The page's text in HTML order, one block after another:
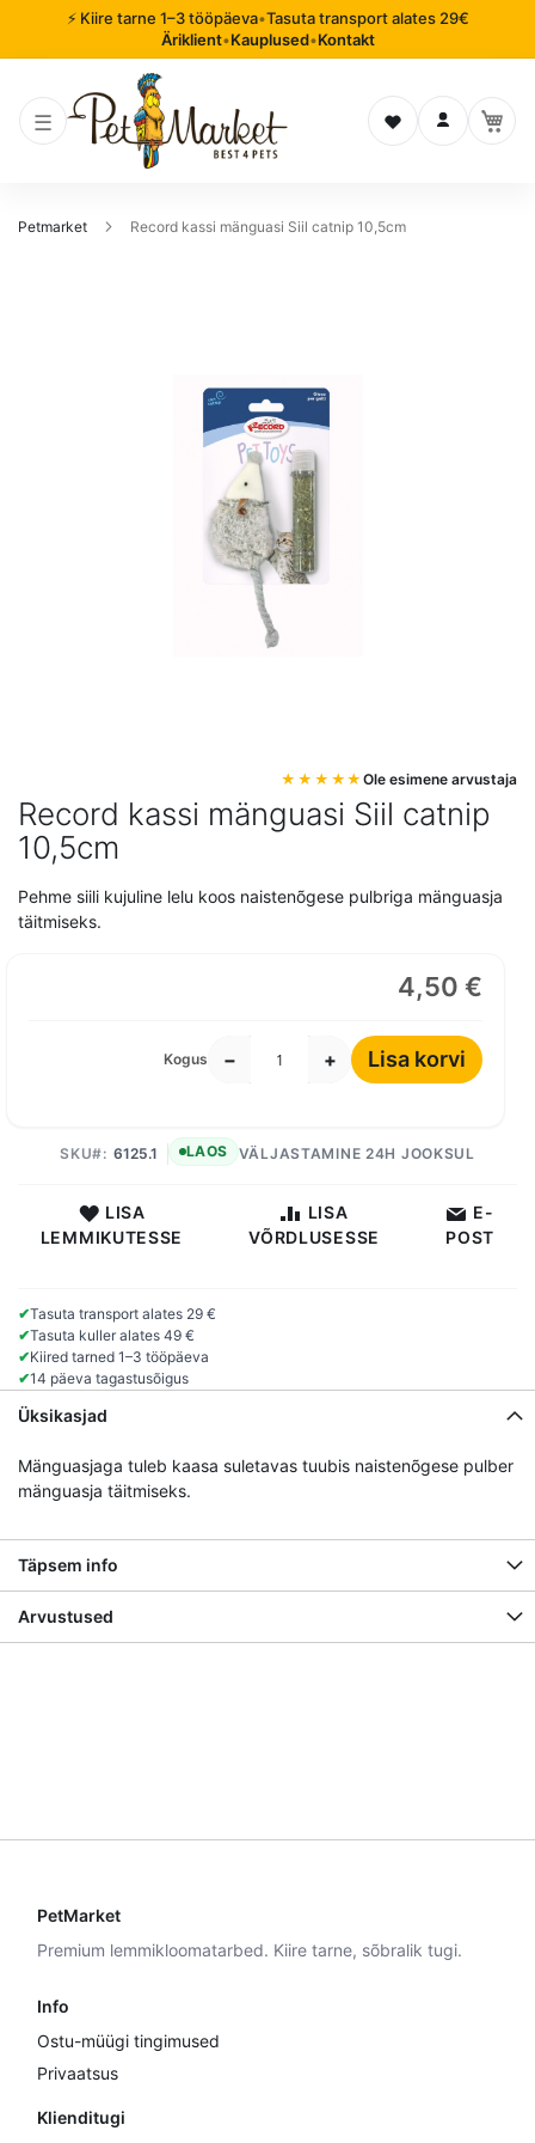
⚡ Kiire tarne 1–3 tööpäeva•Tasuta transport alates 29€
Äriklient•Kauplused•Kontakt
Soovinimekiri
Logi sisse
Petmarket Record kassi mänguasi Siil catnip 10,5cm
Record kassi mänguasi Siil catnip
10,5cm
Ole esimene arvustaja
Pehme siili kujuline lelu koos naistenõgese pulbriga mänguasja
täitmiseks.
4,50 €
Kogus − + Lisa korvi
VÄLJASTAMINE 24H JOOKSUL
SKU 6125.1 LAOS
LISA
LEMMIKUTESSE
LISA
VÕRDLUSESSE
E-
POST
✔Tasuta transport alates 29 €
✔Tasuta kuller alates 49 €
✔Kiired tarned 1–3 tööpäeva
✔14 päeva tagastusõigus
pildigalerii
algusesse
Üksikasjad
Mänguasjaga tuleb kaasa suletavas tuubis naistenõgese pulber
mänguasja täitmiseks.
Täpsem info
Arvustused
PetMarket
Premium lemmikloomatarbed. Kiire tarne, sõbralik tugi.
Info
Ostu-müügi tingimused
Privaatsus
Klienditugi